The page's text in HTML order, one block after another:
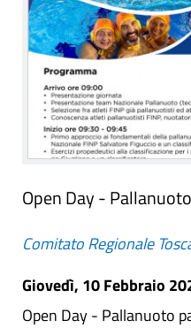
Open Day -
Comitato Regionale
Giovedì, 10 Febbraio
Open Day - Pallanuoto